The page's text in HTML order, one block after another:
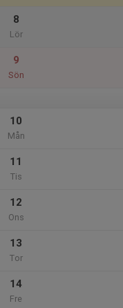
8
Lör
9
Sön
10
Mån
11
Tis
12
Ons
13
Tor
14
Fre